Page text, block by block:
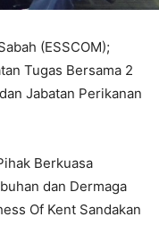
(ESSCOM);
Tugas Bersama 2
Jabatan Perikanan
Berkuasa
dan Dermaga
Of Kent Sandakan